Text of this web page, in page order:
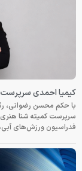
کیمیا احمدی سرپرست
با حکم محسن رضوانی،
سرپرست کمیته شنا
فدراسیون ورزش‌های